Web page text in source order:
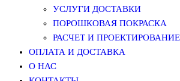
УСЛУГИ ДОСТАВКИ
ПОРОШКОВАЯ ПОКРАСКА
РАСЧЕТ И ПРОЕКТИРОВАНИЕ
ОПЛАТА И ДОСТАВКА
О НАС